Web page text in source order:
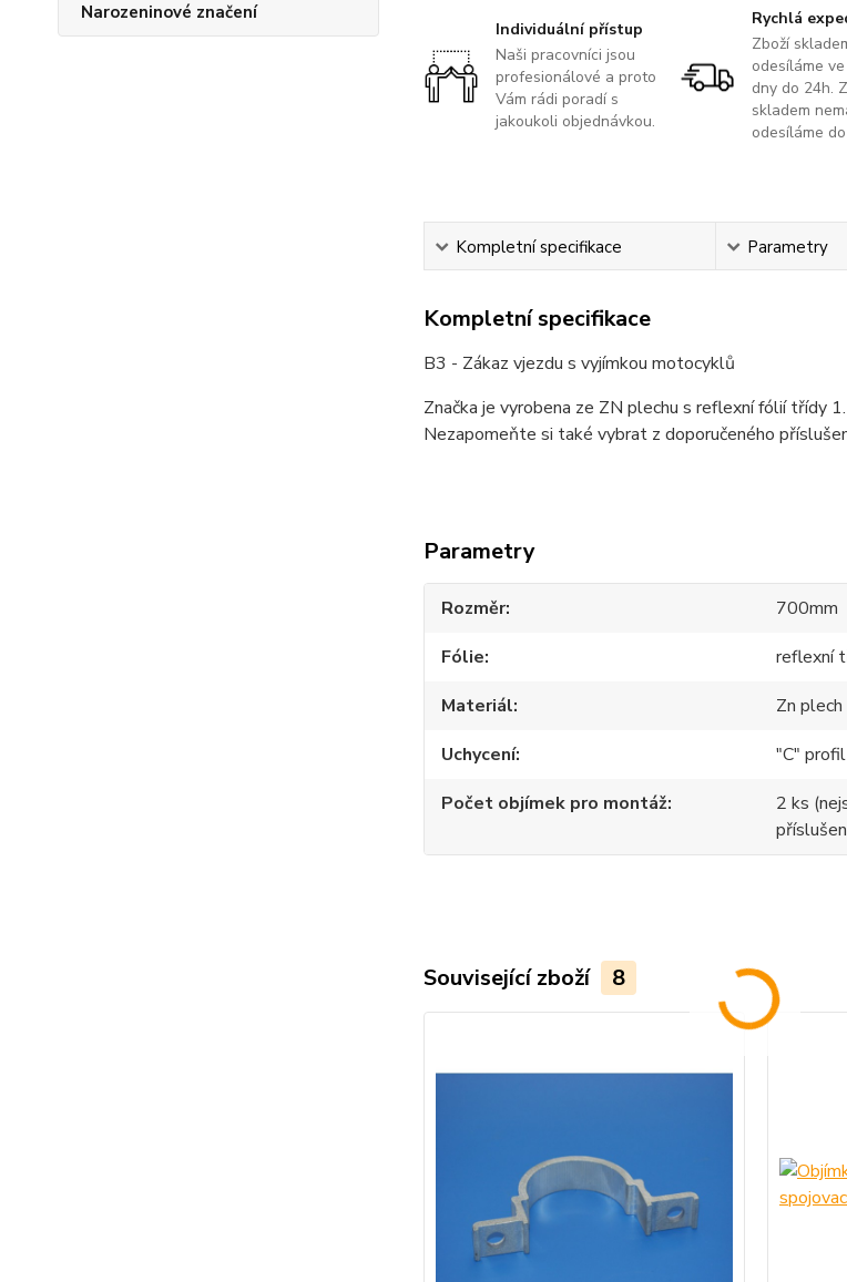
Narozeninové značení
Individuální přístup
Naši pracovníci jsou
profesionálové a proto
Vám rádi poradí s
jakoukoli objednávkou.
Rychlá
Zboží
odesíláme
dny do 24h.
skladem
odesíláme
Kompletní specifikace Parametry
Kompletní specifikace
B3 - Zákaz vjezdu s vyjímkou motocyklů
Značka je vyrobena ze ZN plechu s reflexní fólií třídy
Nezapomeňte si také vybrat z doporučeného
Parametry
Rozměr
700mm
Fólie
reflexní
Materiál
Zn plech
Uchycení
"C"
Počet objímek pro montáž
2 ks
Související zboží 8